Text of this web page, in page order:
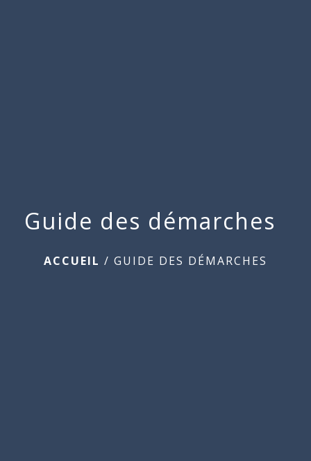
Guide des démarches
ACCUEIL / GUIDE DES DÉMARCHES